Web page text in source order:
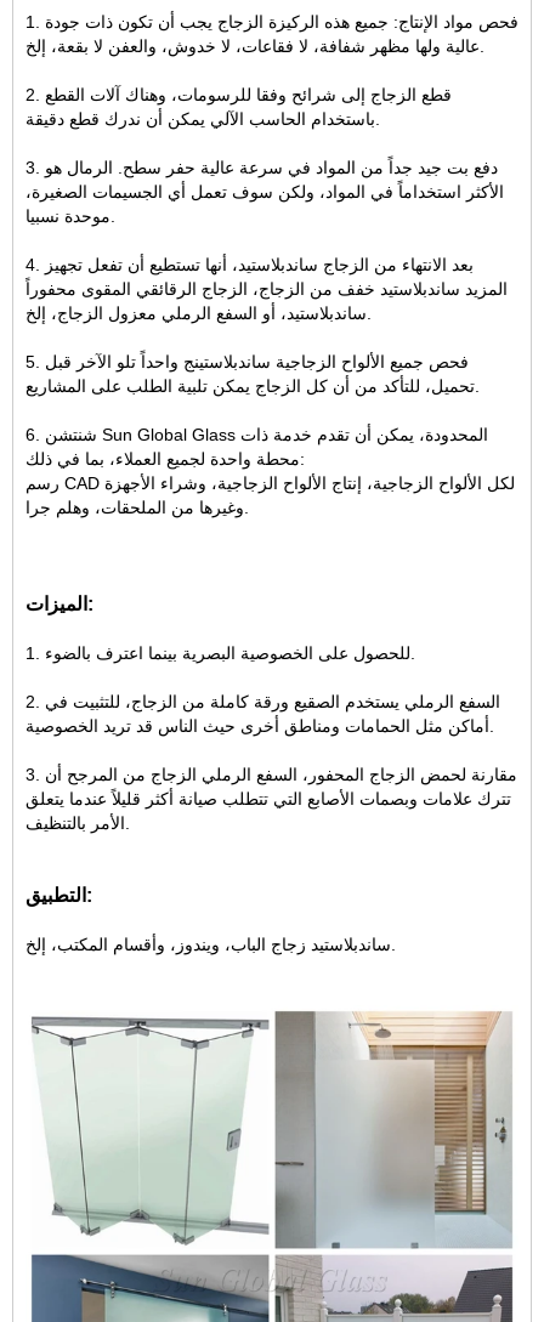
1. فحص مواد الإنتاج: جميع هذه الركيزة الزجاج يجب أن تكون ذات جودة
2. قطع الزجاج إلى شرائح وفقا للرسومات، وهناك آلات القطع
3. دفع بت جيد جداً من المواد في سرعة عالية حفر سطح. الرمال هو
الأكثر استخداماً في المواد، ولكن سوف تعمل أي الجسيمات الصغيرة،
4. بعد الانتهاء من الزجاج ساندبلاستيد، أنها تستطيع أن تفعل تجهيز
المزيد ساندبلاستيد خفف من الزجاج، الزجاج الرقائقي المقوى محفوراً
5. فحص جميع الألواح الزجاجية ساندبلاستينج واحداً تلو الآخر قبل
6. شنتشن Sun Global Glass المحدودة، يمكن أن تقدم خدمة ذات
محطة واحدة لجميع العملاء، بما في ذلك:
رسم CAD لكل الألواح الزجاجية، إنتاج الألواح الزجاجية، وشراء الأجهزة
الميزات:
2. السفع الرملي يستخدم الصقيع ورقة كاملة من الزجاج، للتثبيت في
3. مقارنة لحمض الزجاج المحفور، السفع الرملي الزجاج من المرجح أن
تترك علامات وبصمات الأصابع التي تتطلب صيانة أكثر قليلاً عندما يتعلق
التطبيق: